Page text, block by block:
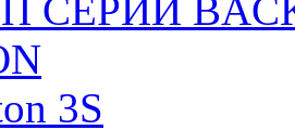
СЕРИИ
3S